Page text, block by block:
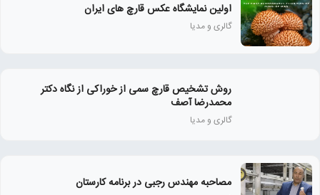
اولین نمایشگاه عکس قارچ های ایران
گالری و مدیا
روش تشخیص قارچ سمی از خوراکی از نگاه دکتر
محمدرضا آصف
گالری و مدیا
مصاحبه مهندس رجبی در برنامه کارستان